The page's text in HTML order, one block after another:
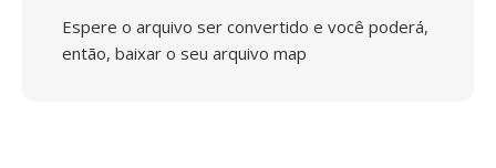
Espere o arquivo ser convertido e você poderá,
então, baixar o seu arquivo map